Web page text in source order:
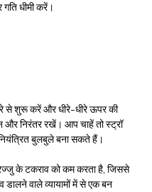
धीमी करें।
से शुरू करें और धीरे-धीरे ऊपर की
निरंतर रखें। आप चाहें तो स्ट्रॉ
बुलबुले बना सकते हैं।
के टकराव को कम करता है, जिससे
वाले व्यायामों में से एक बन